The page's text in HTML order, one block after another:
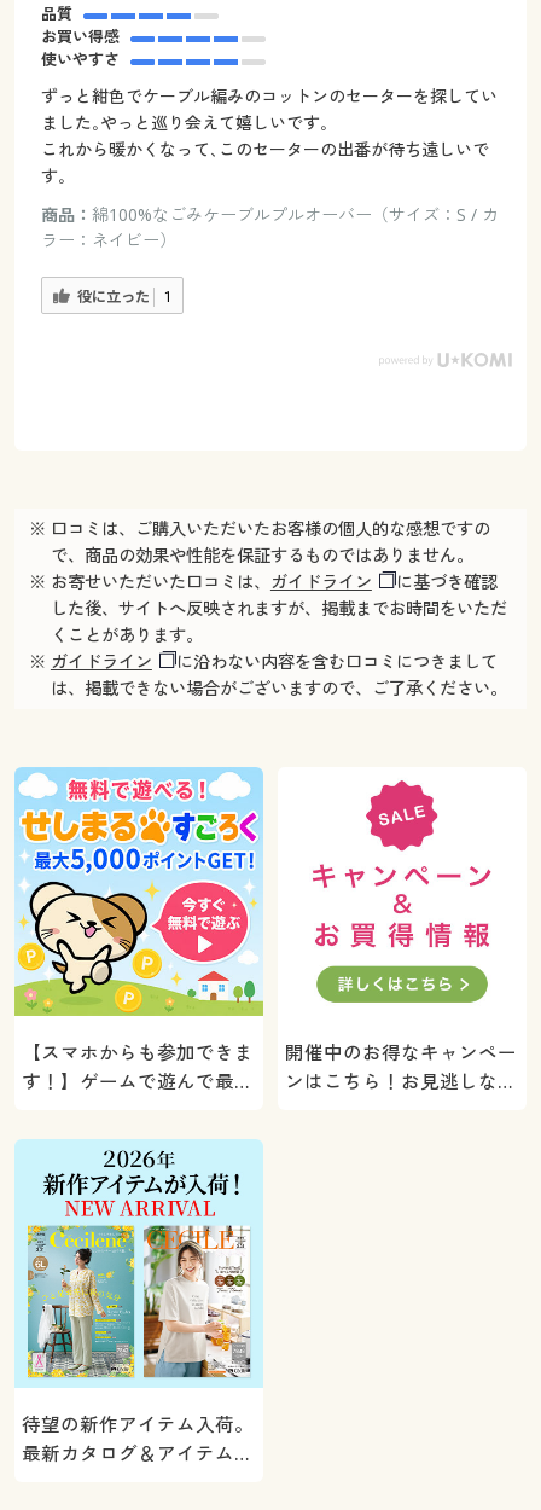
品質
お買い得感
使いやすさ
ずっと紺色でケーブル編みのコットンのセーターを探してい
ました｡やっと巡り会えて嬉しいです｡
これから暖かくなって､このセーターの出番が待ち遠しいで
す｡
商品： 綿100%なごみケーブルプルオーバー（サイズ：S / カ
ラー：ネイビー）
役に立った 1
※ 口コミは、ご購入いただいたお客様の個人的な感想ですの
で、商品の効果や性能を保証するものではありません。
※ お寄せいただいた口コミは、 ガイドライン
に基づき確認
した後、サイトへ反映されますが、掲載までお時間をいただ
くことがあります。
※ ガイドライン
に沿わない内容を含む口コミにつきまして
は、掲載できない場合がございますので、ご了承ください。
【スマホからも参加できま
す！】ゲームで遊んで最大
ト！
開催中のお得なキャンペー
ンはこちら！お見逃しな
待望の新作アイテム入荷。
最新カタログ＆アイテムを